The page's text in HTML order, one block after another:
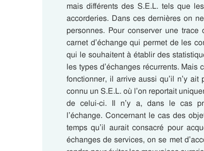
mais différents des S.E.L. tels que
accorderies. Dans ces dernières on
personnes. Pour conserver une
carnet d’échange qui permet de les
qui le souhaitent à établir des
les types d’échanges récurrents.
fonctionner, il arrive aussi qu’il n’y
connu un S.E.L. où l’on reportait
de celui-ci. Il n’y a, dans le cas
l’échange.Concernant le cas des
temps qu’il aurait consacré pour
échanges de services, on se met